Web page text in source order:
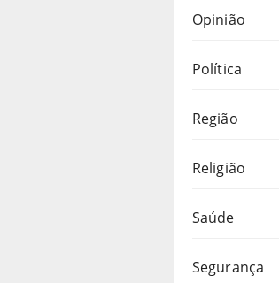
Opinião
Política
Região
Religião
Saúde
Segurança